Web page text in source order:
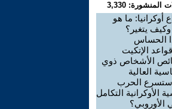
المنشورة: 3,330
أوكرانيا: ما هو
وكيف يتغير؟
الحساس
الإتكيت
الأشخاص ذوي
العالية
الحرب
الأوكرانية التكامل
الأوروبي؟